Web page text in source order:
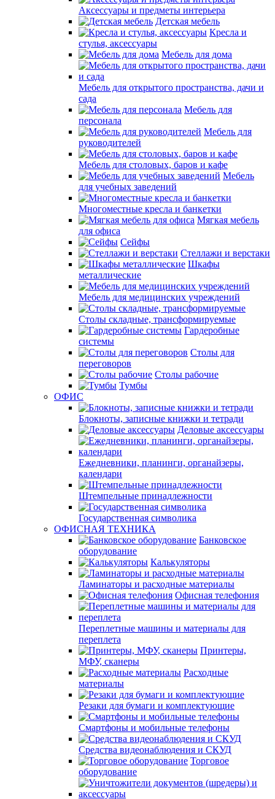
Аксессуары и предметы интерьера
Детская мебель
Кресла и
стулья, аксессуары
Мебель для дома
Мебель для открытого пространства, дачи и
сада
Мебель для
персонала
Мебель для
руководителей
Мебель для столовых, баров и кафе
Мебель
для учебных заведений
Многоместные кресла и банкетки
Мягкая мебель
для офиса
Сейфы
Стеллажи и верстаки
Шкафы
металлические
Мебель для медицинских учреждений
Столы складные, трансформируемые
Гардеробные
системы
Столы для
переговоров
Столы рабочие
Тумбы
ОФИС
Блокноты, записные книжки и тетради
Деловые аксессуары
Ежедневники, планинги, органайзеры,
календари
Штемпельные принадлежности
Государственная символика
ОФИСНАЯ ТЕХНИКА
Банковское
оборудование
Калькуляторы
Ламинаторы и расходные материалы
Офисная телефония
Переплетные машины и материалы для
переплета
Принтеры,
МФУ, сканеры
Расходные
материалы
Резаки для бумаги и комплектующие
Смартфоны и мобильные телефоны
Средства видеонаблюдения и СКУД
Торговое
оборудование